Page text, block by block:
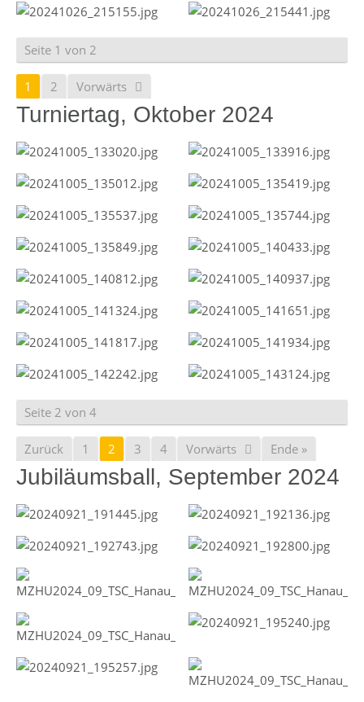
Seite 1 von 2
1 2 Vorwärts
Turniertag, Oktober 2024
Seite 2 von 4
Zurück 1 2 3 4 Vorwärts Ende »
Jubiläumsball, September 2024